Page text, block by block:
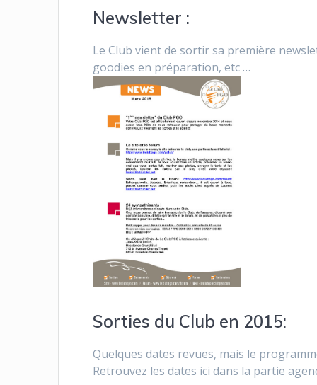
Newsletter :
Le Club vient de sortir sa première
goodies en préparation, etc …
Sorties du Club en 2015:
Quelques dates revues, mais le
Retrouvez les dates ici dans la partie